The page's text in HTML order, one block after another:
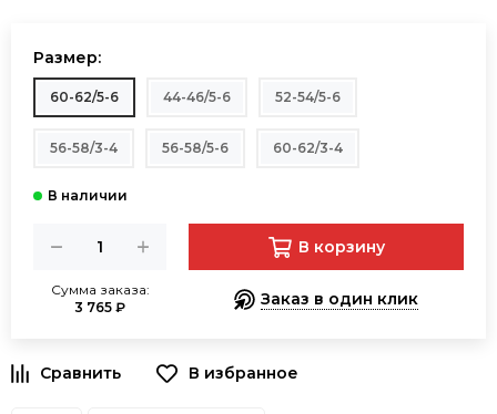
Размер:
60-62/5-6 44-46/5-6 52-54/5-6
56-58/3-4 56-58/5-6 60-62/3-4
Сумма заказа:
3 765 ₽
В корзину
Заказ в один клик
В избранное